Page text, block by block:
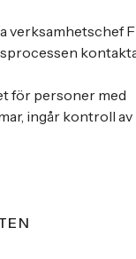
för personer med
ingår kontroll